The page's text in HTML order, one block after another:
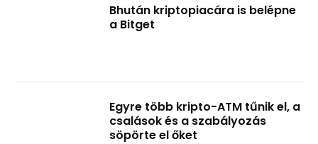
Bhután kriptopiacára is belépne
a Bitget
Egyre több kripto-ATM tűnik el, a
csalások és a szabályozás
söpörte el őket